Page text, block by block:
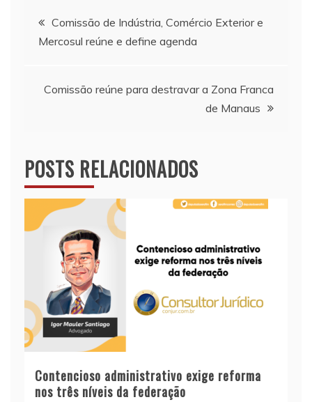
Navegação
de
Post
Comissão de Indústria, Comércio Exterior e
Mercosul reúne e define agenda
Comissão reúne para destravar a Zona Franca
de Manaus
POSTS RELACIONADOS
Contencioso administrativo exige reforma
nos três níveis da federação